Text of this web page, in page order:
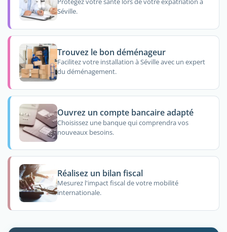
Séville.
Trouvez le bon déménageur
Facilitez votre installation à Séville avec un expert
du déménagement.
Ouvrez un compte bancaire adapté
Choisissez une banque qui comprendra vos
nouveaux besoins.
Réalisez un bilan fiscal
Mesurez l'impact fiscal de votre mobilité
internationale.